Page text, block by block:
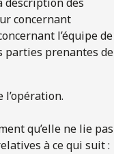
concernant
l’équipe de
parties prenantes de
qu’elle ne lie pas
à ce qui suit :